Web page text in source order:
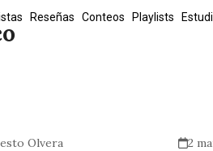
Reseñas Conteos Playlists
Olvera
2